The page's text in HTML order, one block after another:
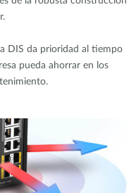
DIS da prioridad al tiempo
pueda ahorrar en los